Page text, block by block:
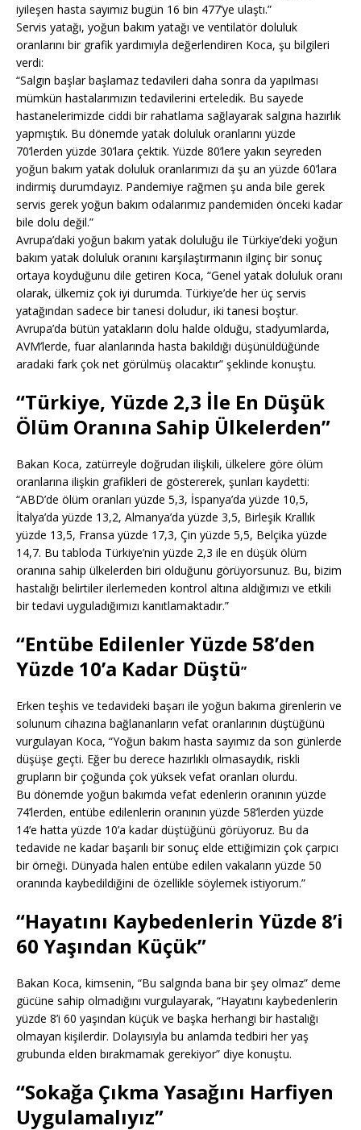
iyileşen hasta sayımız bugün 16 bin 477’ye ulaştı.”
Servis yatağı, yoğun bakım yatağı ve ventilatör doluluk
oranlarını bir grafik yardımıyla değerlendiren Koca, şu bilgileri
verdi:
“Salgın başlar başlamaz tedavileri daha sonra da yapılması
mümkün hastalarımızın tedavilerini erteledik. Bu sayede
hastanelerimizde ciddi bir rahatlama sağlayarak salgına hazırlık
yapmıştık. Bu dönemde yatak doluluk oranlarını yüzde
70’lerden yüzde 30’lara çektik. Yüzde 80’lere yakın seyreden
yoğun bakım yatak doluluk oranlarımızı da şu an yüzde 60’lara
indirmiş durumdayız. Pandemiye rağmen şu anda bile gerek
servis gerek yoğun bakım odalarımız pandemiden önceki kadar
bile dolu değil.”
Avrupa’daki yoğun bakım yatak doluluğu ile Türkiye’deki yoğun
bakım yatak doluluk oranını karşılaştırmanın ilginç bir sonuç
ortaya koyduğunu dile getiren Koca, “Genel yatak doluluk oranı
olarak, ülkemiz çok iyi durumda. Türkiye’de her üç servis
yatağından sadece bir tanesi doludur, iki tanesi boştur.
Avrupa’da bütün yatakların dolu halde olduğu, stadyumlarda,
AVM’lerde, fuar alanlarında hasta bakıldığı düşünüldüğünde
aradaki fark çok net görülmüş olacaktır” şeklinde konuştu.
“Türkiye, Yüzde 2,3 İle En Düşük
Ölüm Oranına Sahip Ülkelerden”
Bakan Koca, zatürreyle doğrudan ilişkili, ülkelere göre ölüm
oranlarına ilişkin grafikleri de göstererek, şunları kaydetti:
“ABD’de ölüm oranları yüzde 5,3, İspanya’da yüzde 10,5,
İtalya’da yüzde 13,2, Almanya’da yüzde 3,5, Birleşik Krallık
yüzde 13,5, Fransa yüzde 17,3, Çin yüzde 5,5, Belçika yüzde
14,7. Bu tabloda Türkiye’nin yüzde 2,3 ile en düşük ölüm
oranına sahip ülkelerden biri olduğunu görüyorsunuz. Bu, bizim
hastalığı belirtiler ilerlemeden kontrol altına aldığımızı ve etkili
bir tedavi uyguladığımızı kanıtlamaktadır.”
“Entübe Edilenler Yüzde 58’den
Yüzde 10’a Kadar Düştü”
Erken teşhis ve tedavideki başarı ile yoğun bakıma girenlerin ve
solunum cihazına bağlananların vefat oranlarının düştüğünü
vurgulayan Koca, “Yoğun bakım hasta sayımız da son günlerde
düşüşe geçti. Eğer bu derece hazırlıklı olmasaydık, riskli
grupların bir çoğunda çok yüksek vefat oranları olurdu.
Bu dönemde yoğun bakımda vefat edenlerin oranının yüzde
74’lerden, entübe edilenlerin oranının yüzde 58’lerden yüzde
14’e hatta yüzde 10’a kadar düştüğünü görüyoruz. Bu da
tedavide ne kadar başarılı bir sonuç elde ettiğimizin çok çarpıcı
bir örneği. Dünyada halen entübe edilen vakaların yüzde 50
oranında kaybedildiğini de özellikle söylemek istiyorum.”
“Hayatını Kaybedenlerin Yüzde 8’i
60 Yaşından Küçük”
Bakan Koca, kimsenin, “Bu salgında bana bir şey olmaz” deme
gücüne sahip olmadığını vurgulayarak, “Hayatını kaybedenlerin
yüzde 8’i 60 yaşından küçük ve başka herhangi bir hastalığı
olmayan kişilerdir. Dolayısıyla bu anlamda tedbiri her yaş
grubunda elden bırakmamak gerekiyor” diye konuştu.
“Sokağa Çıkma Yasağını Harfiyen
Uygulamalıyız”